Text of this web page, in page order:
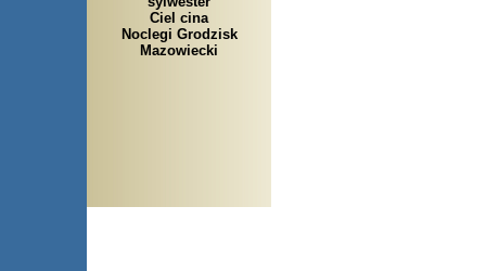
Ciel cina
Noclegi Grodzisk
Mazowiecki